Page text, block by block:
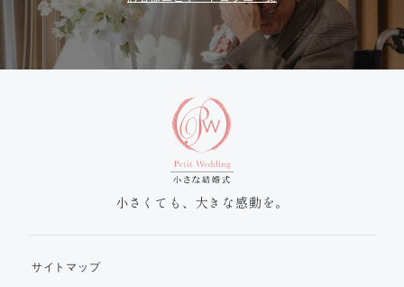
小さくても、大きな感動を。
サイトマップ